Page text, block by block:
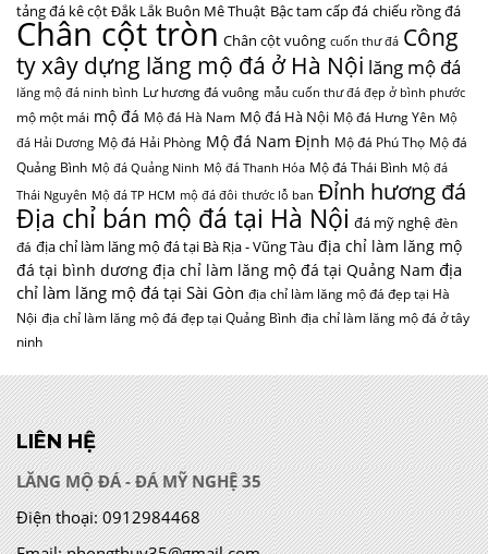
tảng đá kê cột Đắk Lắk Buôn Mê Thuật Bậc tam cấp đá chiếu rồng đá
Chân cột tròn Chân cột vuông cuốn thư đá Công
ty xây dựng lăng mộ đá ở Hà Nội lăng mộ đá
lăng mộ đá ninh bình Lư hương đá vuông mẫu cuốn thư đá đẹp ở bình phước
mộ một mái mộ đá Mộ đá Hà Nam Mộ đá Hà Nội Mộ đá Hưng Yên Mộ
đá Hải Dương Mộ đá Hải Phòng Mộ đá Nam Định Mộ đá Phú Thọ Mộ đá
Quảng Bình Mộ đá Quảng Ninh Mộ đá Thanh Hóa Mộ đá Thái Bình Mộ đá
Thái Nguyên Mộ đá TP HCM mộ đá đôi thước lỗ ban Đỉnh hương đá
Địa chỉ bán mộ đá tại Hà Nội đá mỹ nghệ đèn
đá địa chỉ làm lăng mộ đá tại Bà Rịa - Vũng Tàu địa chỉ làm lăng mộ
đá tại bình dương địa chỉ làm lăng mộ đá tại Quảng Nam địa
chỉ làm lăng mộ đá tại Sài Gòn địa chỉ làm lăng mộ đá đẹp tại Hà
Nội địa chỉ làm lăng mộ đá đẹp tại Quảng Bình địa chỉ làm lăng mộ đá ở tây
ninh
LIÊN HỆ
LĂNG MỘ ĐÁ - ĐÁ MỸ NGHỆ 35
Điện thoại: 0912984468